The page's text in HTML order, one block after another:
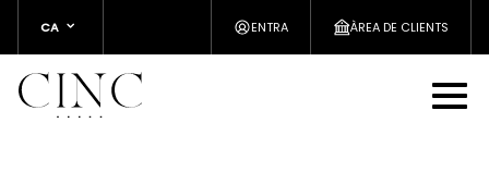
CA ENTRA ÀREA DE CLIENTS